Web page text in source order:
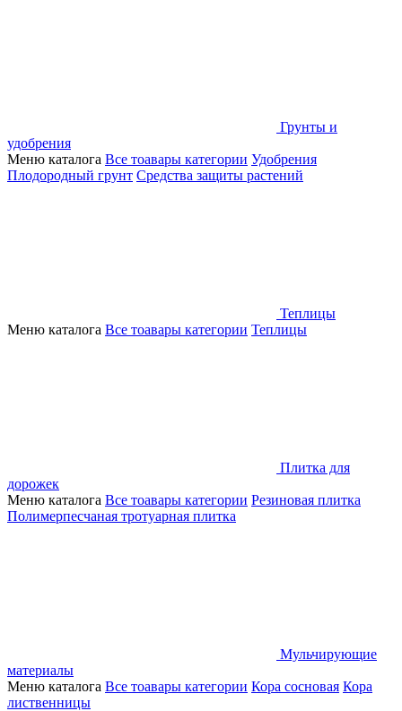
Грунты и
удобрения
Меню каталога Все тоавары категории Удобрения
Плодородный грунт Средства защиты растений
Теплицы
Меню каталога Все тоавары категории Теплицы
Плитка для
дорожек
Меню каталога Все тоавары категории Резиновая плитка
Полимерпесчаная тротуарная плитка
Мульчирующие
материалы
Меню каталога Все тоавары категории Кора сосновая Кора
лиственницы